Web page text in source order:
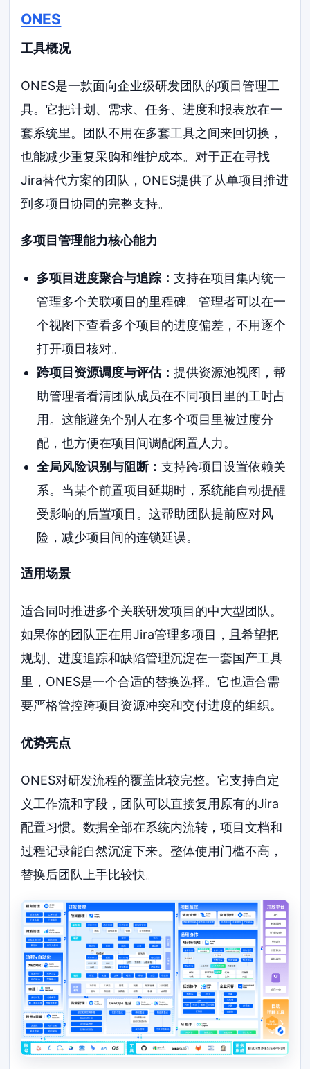
ONES
工具概况
ONES是一款面向企业级研发团队的项目管理工
具。它把计划、需求、任务、进度和报表放在一
套系统里。团队不用在多套工具之间来回切换，
也能减少重复采购和维护成本。对于正在寻找
Jira替代方案的团队，ONES提供了从单项目推进
到多项目协同的完整支持。
多项目管理能力核心能力
多项目进度聚合与追踪： 支持在项目集内统一
管理多个关联项目的里程碑。管理者可以在一
个视图下查看多个项目的进度偏差，不用逐个
打开项目核对。
跨项目资源调度与评估： 提供资源池视图，帮
助管理者看清团队成员在不同项目里的工时占
用。这能避免个别人在多个项目里被过度分
配，也方便在项目间调配闲置人力。
全局风险识别与阻断： 支持跨项目设置依赖关
系。当某个前置项目延期时，系统能自动提醒
受影响的后置项目。这帮助团队提前应对风
险，减少项目间的连锁延误。
适用场景
适合同时推进多个关联研发项目的中大型团队。
如果你的团队正在用Jira管理多项目，且希望把
规划、进度追踪和缺陷管理沉淀在一套国产工具
里，ONES是一个合适的替换选择。它也适合需
要严格管控跨项目资源冲突和交付进度的组织。
优势亮点
ONES对研发流程的覆盖比较完整。它支持自定
义工作流和字段，团队可以直接复用原有的Jira
配置习惯。数据全部在系统内流转，项目文档和
过程记录能自然沉淀下来。整体使用门槛不高，
替换后团队上手比较快。